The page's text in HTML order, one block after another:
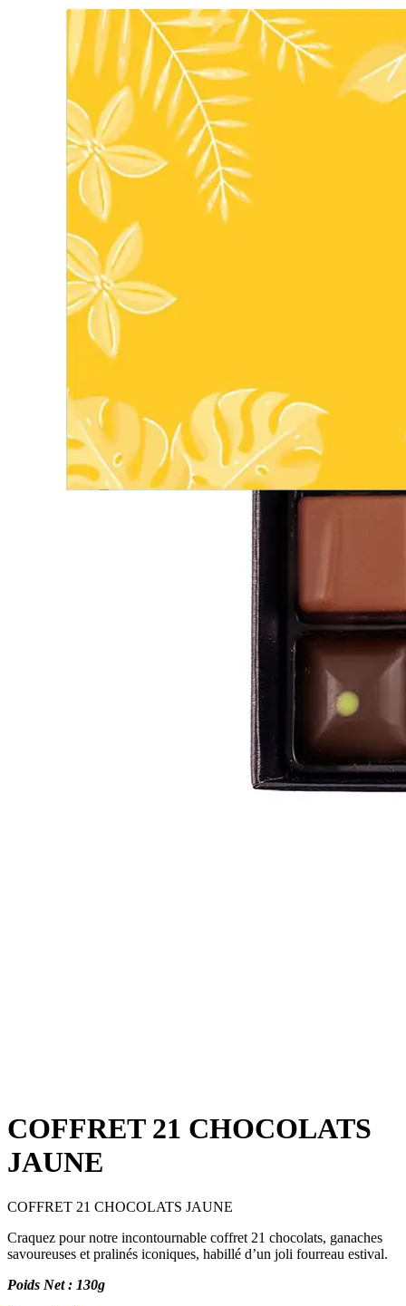
COFFRET 21 CHOCOLATS
JAUNE
COFFRET 21 CHOCOLATS JAUNE
Craquez pour notre incontournable coffret 21 chocolats, ganaches
savoureuses et pralinés iconiques, habillé d’un joli fourreau estival.
Poids Net : 130g